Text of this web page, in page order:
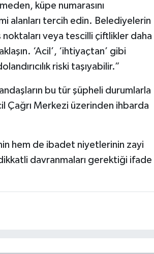
küpe numarasını
alanları tercih edin. Belediyelerin
veya tescilli çiftlikler daha
‘Acil’, ‘ihtiyaçtan’ gibi
riski taşıyabilir.”
bu tür şüpheli durumlarla
Çağrı Merkezi üzerinden ihbarda
hem de ibadet niyetlerinin zayi
davranmaları gerektiği ifade